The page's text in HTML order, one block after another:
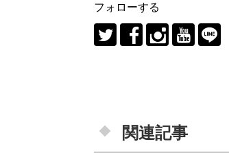
フォローする
関連記事